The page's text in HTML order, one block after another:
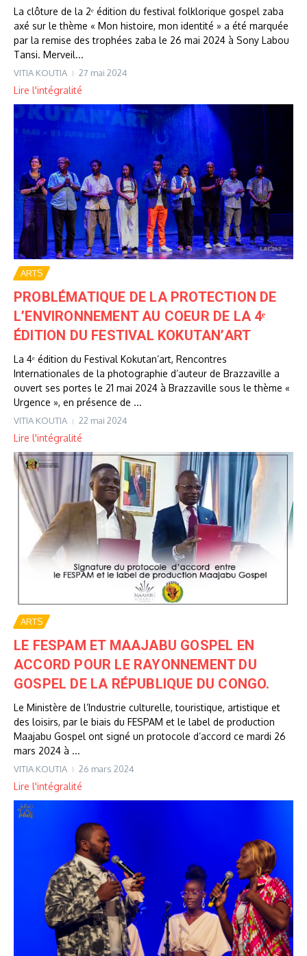
La clôture de la 2ᵉ édition du festival folklorique gospel zaba
axé sur le thème « Mon histoire, mon identité » a été marquée
par la remise des trophées zaba le 26 mai 2024 à Sony Labou
Tansi. Merveil...
VITIA KOUTIA 27 mai 2024
Lire l'intégralité
ARTS
PROBLÉMATIQUE DE LA PROTECTION DE
L’ENVIRONNEMENT AU COEUR DE LA 4ᵉ
ÉDITION DU FESTIVAL KOKUTAN’ART
La 4ᵉ édition du Festival Kokutan’art, Rencontres
Internationales de la photographie d’auteur de Brazzaville a
ouvert ses portes le 21 mai 2024 à Brazzaville sous le thème «
Urgence », en présence de ...
VITIA KOUTIA 22 mai 2024
Lire l'intégralité
ARTS
LE FESPAM ET MAAJABU GOSPEL EN
ACCORD POUR LE RAYONNEMENT DU
GOSPEL DE LA RÉPUBLIQUE DU CONGO.
Le Ministère de l’Industrie culturelle, touristique, artistique et
des loisirs, par le biais du FESPAM et le label de production
Maajabu Gospel ont signé un protocole d’accord ce mardi 26
mars 2024 à ...
VITIA KOUTIA 26 mars 2024
Lire l'intégralité